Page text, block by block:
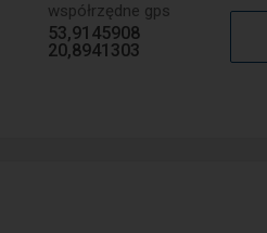
współrzędne gps
53,9145908
20,8941303